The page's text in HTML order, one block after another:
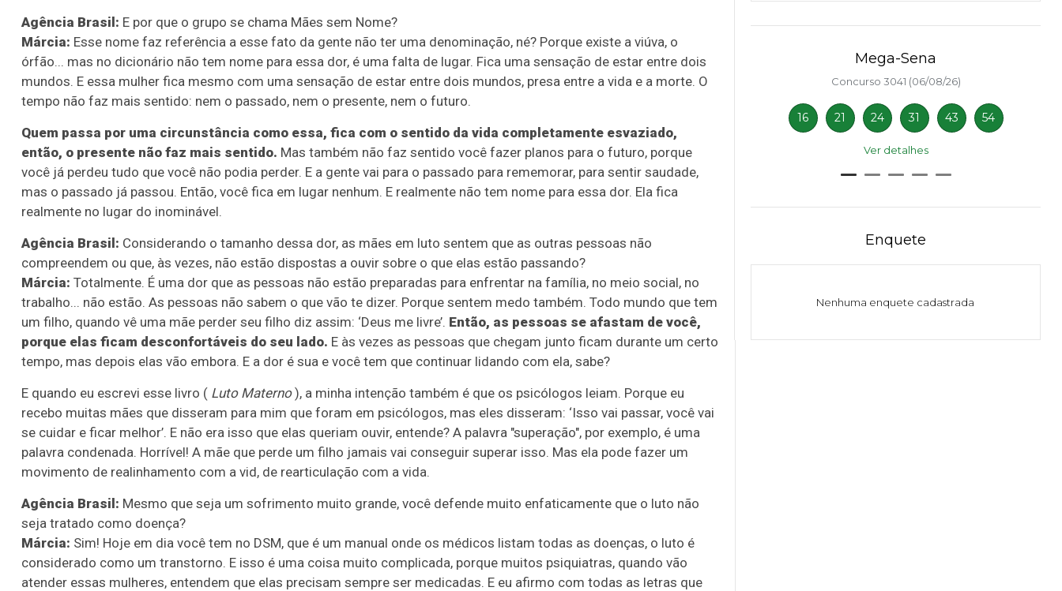
Agência Brasil: E por que o grupo se chama Mães sem Nome?
Márcia: Esse nome faz referência a esse fato da gente não ter uma denominação, né? Porque existe a viúva, o
órfão... mas no dicionário não tem nome para essa dor, é uma falta de lugar. Fica uma sensação de estar entre dois
mundos. E essa mulher fica mesmo com uma sensação de estar entre dois mundos, presa entre a vida e a morte. O
tempo não faz mais sentido: nem o passado, nem o presente, nem o futuro.
Quem passa por uma circunstância como essa, fica com o sentido da vida completamente esvaziado,
então, o presente não faz mais sentido. Mas também não faz sentido você fazer planos para o futuro, porque
você já perdeu tudo que você não podia perder. E a gente vai para o passado para rememorar, para sentir saudade,
mas o passado já passou. Então, você fica em lugar nenhum. E realmente não tem nome para essa dor. Ela fica
realmente no lugar do inominável.
Agência Brasil: Considerando o tamanho dessa dor, as mães em luto sentem que as outras pessoas não
compreendem ou que, às vezes, não estão dispostas a ouvir sobre o que elas estão passando?
Márcia: Totalmente. É uma dor que as pessoas não estão preparadas para enfrentar na família, no meio social, no
trabalho... não estão. As pessoas não sabem o que vão te dizer. Porque sentem medo também. Todo mundo que tem
um filho, quando vê uma mãe perder seu filho diz assim: ‘Deus me livre’. Então, as pessoas se afastam de você,
porque elas ficam desconfortáveis do seu lado. E às vezes as pessoas que chegam junto ficam durante um certo
tempo, mas depois elas vão embora. E a dor é sua e você tem que continuar lidando com ela, sabe?
E quando eu escrevi esse livro ( Luto Materno), a minha intenção também é que os psicólogos leiam. Porque eu
recebo muitas mães que disseram para mim que foram em psicólogos, mas eles disseram: ‘Isso vai passar, você vai
se cuidar e ficar melhor’. E não era isso que elas queriam ouvir, entende? A palavra "superação", por exemplo, é uma
palavra condenada. Horrível! A mãe que perde um filho jamais vai conseguir superar isso. Mas ela pode fazer um
movimento de realinhamento com a vid, de rearticulação com a vida.
Agência Brasil: Mesmo que seja um sofrimento muito grande, você defende muito enfaticamente que o luto não
seja tratado como doença?
Márcia: Sim! Hoje em dia você tem no DSM, que é um manual onde os médicos listam todas as doenças, o luto é
considerado como um transtorno. E isso é uma coisa muito complicada, porque muitos psiquiatras, quando vão
atender essas mulheres, entendem que elas precisam sempre ser medicadas. E eu afirmo com todas as letras que
3755 (06/08/26)
20 22 23 24
detalhes
Lotomania
Concurso 2959 (05/08/26)
35 36 43 49 50 56 61
63 64 70
Duplasena
Concurso 2992 (05/08/26)
Ver detalhes
Mega-Sena
Concurso 3041 (06/08/26)
16 21 24 31 43 54
Ver detalhes
Enquete
Nenhuma enquete cadastrada